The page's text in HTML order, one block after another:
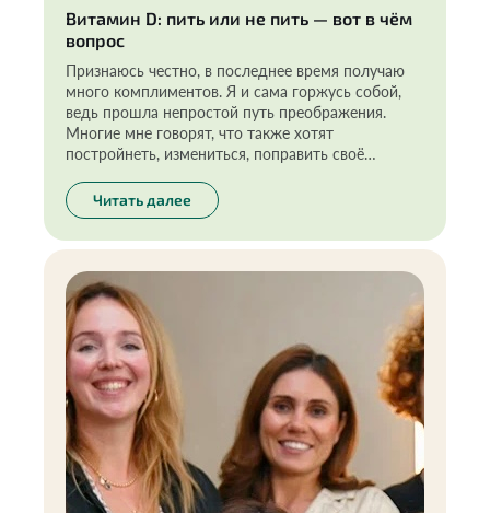
Витамин D: пить или не пить — вот в чём
вопрос
Признаюсь честно, в последнее время получаю
много комплиментов. Я и сама горжусь собой,
ведь прошла непростой путь преображения.
Многие мне говорят, что также хотят
постройнеть, измениться, поправить своё
вдохновляет, показывает, что при правильном
подходе это вполне реально.
Читать далее